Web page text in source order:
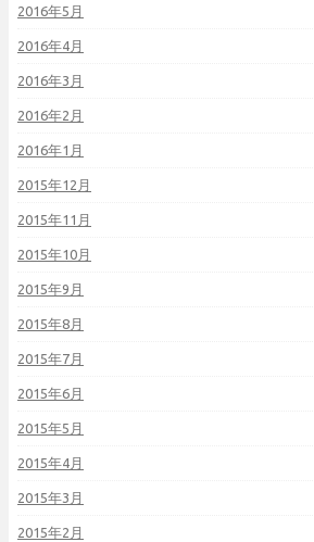
2016年5月
2016年4月
2016年3月
2016年2月
2016年1月
2015年12月
2015年11月
2015年10月
2015年9月
2015年8月
2015年7月
2015年6月
2015年5月
2015年4月
2015年3月
2015年2月